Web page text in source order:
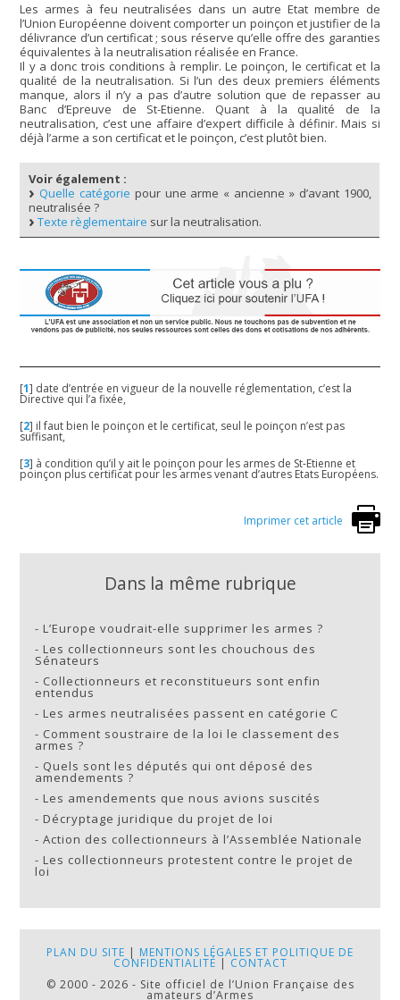
Les armes à feu neutralisées dans un autre Etat membre de
l’Union Européenne doivent comporter un poinçon et justifier de la
délivrance d’un certificat ; sous réserve qu’elle offre des garanties
équivalentes à la neutralisation réalisée en France.
Il y a donc trois conditions à remplir. Le poinçon, le certificat et la
qualité de la neutralisation. Si l’un des deux premiers éléments
manque, alors il n’y a pas d’autre solution que de repasser au
Banc d’Epreuve de St-Etienne. Quant à la qualité de la
neutralisation, c’est une affaire d’expert difficile à définir. Mais si
déjà l’arme a son certificat et le poinçon, c’est plutôt bien.
Voir également :
Quelle catégorie pour une arme « ancienne » d’avant 1900,
neutralisée ?
Texte règlementaire sur la neutralisation.
[1] date d’entrée en vigueur de la nouvelle réglementation, c’est la
Directive qui l’a fixée,
[2] il faut bien le poinçon et le certificat, seul le poinçon n’est pas
suffisant,
[3] à condition qu’il y ait le poinçon pour les armes de St-Etienne et
poinçon plus certificat pour les armes venant d’autres Etats Européens.
Imprimer cet article
Dans la même rubrique
-L’Europe voudrait-elle supprimer les armes ?
-Les collectionneurs sont les chouchous des
Sénateurs
- Collectionneurs et reconstitueurs sont enfin
entendus
-Les armes neutralisées passent en catégorie C
- Comment soustraire de la loi le classement des
armes ?
- Quels sont les députés qui ont déposé des
amendements ?
-Les amendements que nous avions suscités
-Décryptage juridique du projet de loi
-Action des collectionneurs à l’Assemblée Nationale
-Les collectionneurs protestent contre le projet de
loi
PLAN DU SITE | MENTIONS LÉGALES ET POLITIQUE DE
CONFIDENTIALITÉ | CONTACT
© 2000 - 2026 - Site officiel de l’Union Française des
amateurs d’Armes